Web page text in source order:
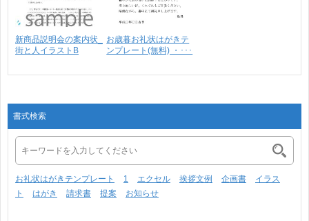
新商品説明会の案内状_
街と人イラストB
お歳暮お礼状はがきテ
ンプレート(無料) ・･･･
書式検索
お礼状はがきテンプレート 1 エクセル 挨拶文例 企画書
イラス
ト
はがき 請求書 提案 お知らせ